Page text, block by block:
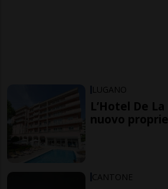
LUGANO
L’Hotel De
nuovo
CANTONE